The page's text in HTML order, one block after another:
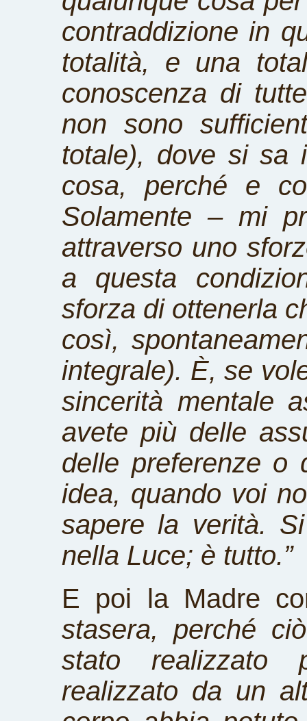
contraddizione in
totalità, e una
conoscenza di
non sono
totale), dove si sa
cosa, perché e
Solamente – mi
attraverso uno
a questa
sforza di ottenerla
così,
integrale). È, se
sincerità mentale
avete più delle
delle preferenze o
idea, quando voi
sapere la verità.
nella Luce; è tutto.”
E poi la Madre
stasera, perché
stato realizzato
realizzato da un